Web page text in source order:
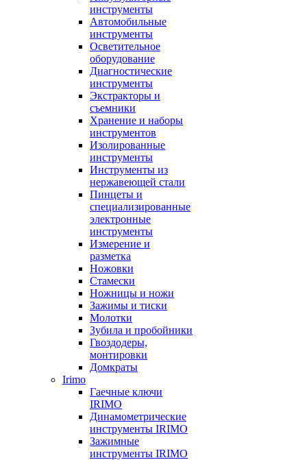
инструменты
Автомобильные
инструменты
Осветительное
оборудование
Диагностические
инструменты
Экстракторы и
съемники
Хранение и наборы
инструментов
Изолированные
инструменты
Инструменты из
нержавеющей стали
Пинцеты и
специализированные
электронные
инструменты
Измерение и
разметка
Ножовки
Стамески
Ножницы и ножи
Зажимы и тиски
Молотки
Зубила и пробойники
Гвоздодеры,
монтировки
Домкраты
Irimo
Гаечные ключи
IRIMO
Динамометрические
инструменты IRIMO
Зажимные
инструменты IRIMO